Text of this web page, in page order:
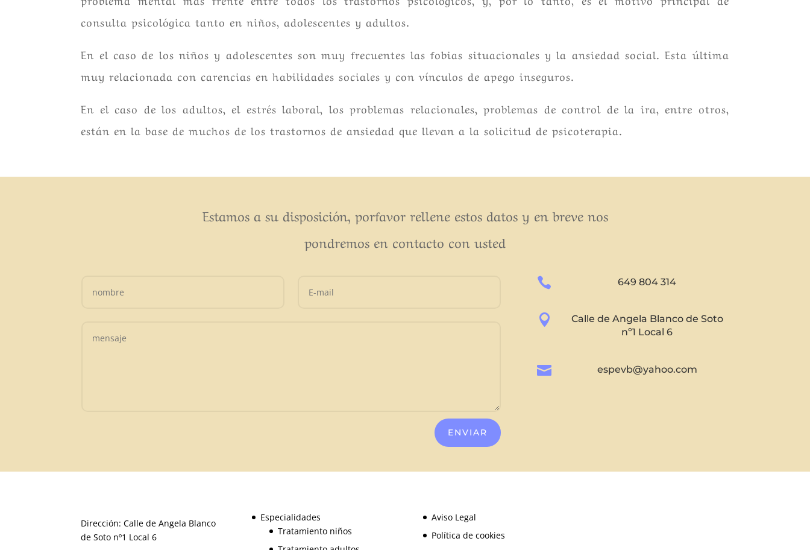
consulta psicológica tanto en niños, adolescentes y adultos.
En el caso de los niños y adolescentes son muy frecuentes las fobias situacionales y la ansiedad social. Esta última
muy relacionada con carencias en habilidades sociales y con vínculos de apego inseguros.
En el caso de los adultos, el estrés laboral, los problemas relacionales, problemas de control de la ira, entre otros,
están en la base de muchos de los trastornos de ansiedad que llevan a la solicitud de psicoterapia.
Estamos a su disposición, porfavor rellene estos datos y en breve nos
pondremos en contacto con usted
ENVIAR
 649 804 314

Calle de Angela Blanco de Soto
nº1 Local 6
 espevb@yahoo.com
Dirección: Calle de Angela Blanco
de Soto nº1 Local 6
Especialidades
Tratamiento niños
Aviso Legal
Política de cookies